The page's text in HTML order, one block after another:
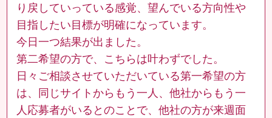
り戻していっている感覚、望んでいる方向性や
目指したい目標が明確になっています。
今日一つ結果が出ました。
第二希望の方で、こちらは叶わずでした。
日々ご相談させていただいている第一希望の方
は、同じサイトからもう一人、他社からもう一
人応募者がいるとのことで、他社の方が来週面